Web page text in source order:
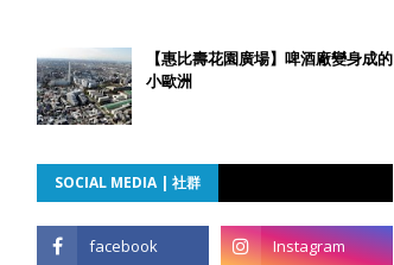
【惠比壽花園廣場】啤酒廠變身成的
小歐洲
SOCIAL MEDIA | 社群